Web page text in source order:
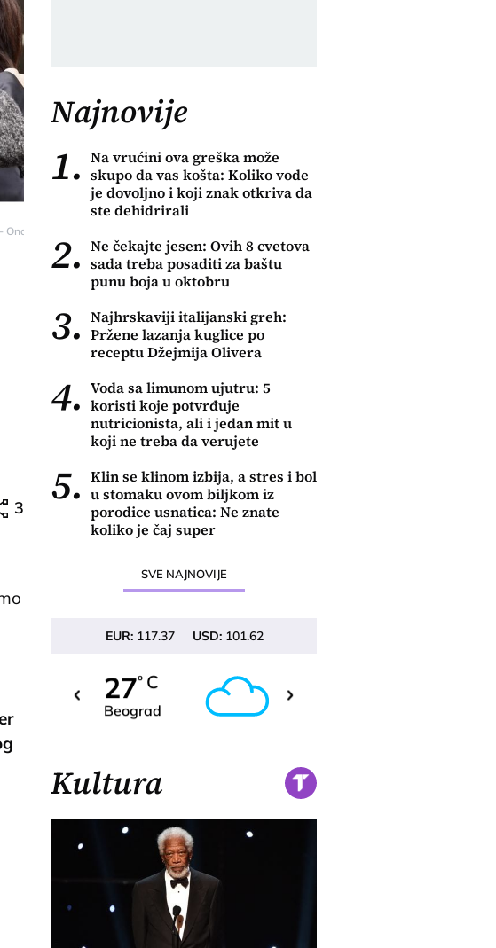
3
Najnovije
1. Na vrućini ova greška može
skupo da vas košta: Koliko vode
je dovoljno i koji znak otkriva da
ste dehidrirali
2. Ne čekajte jesen: Ovih 8 cvetova
sada treba posaditi za baštu
punu boja u oktobru
3. Najhrskaviji italijanski greh:
Pržene lazanja kuglice po
receptu Džejmija Olivera
4. Voda sa limunom ujutru: 5
koristi koje potvrđuje
nutricionista, ali i jedan mit u
koji ne treba da verujete
5. Klin se klinom izbija, a stres i bol
u stomaku ovom biljkom iz
porodice usnatica: Ne znate
koliko je čaj super
SVE NAJNOVIJE
EUR: 117.37 USD: 101.62
27o C
Beograd
Kultura